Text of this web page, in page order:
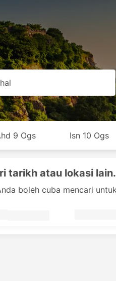
9 Ogs Isn 10 Ogs
tarikh atau lokasi lain.
boleh cuba mencari